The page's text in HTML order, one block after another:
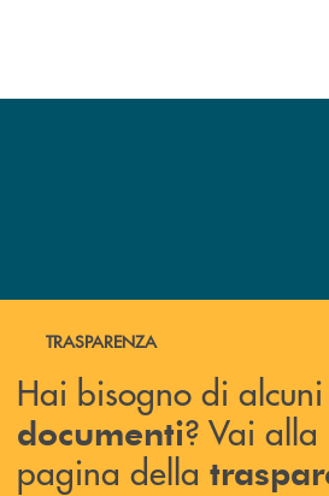
Hai bisogno di alcuni
TRASPARENZA
Hai bisogno di alcuni
documenti? Vai alla
pagina della